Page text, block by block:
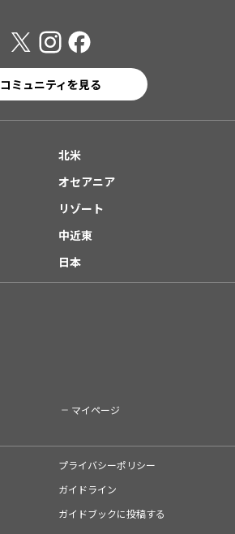
コミュニティを見る
北米
オセアニア
リゾート
中近東
日本
マイページ
プライバシーポリシー
ガイドライン
ガイドブックに投稿する